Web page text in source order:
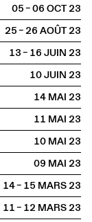
05 – 06 OCT2023
25 – 26 AOÛT2023
13 – 16 JUIN2023
10 JUIN2023
14 MAI2023
11 MAI2023
10 MAI2023
09 MAI2023
14 – 15 MARS2023
11 – 12 MARS2023